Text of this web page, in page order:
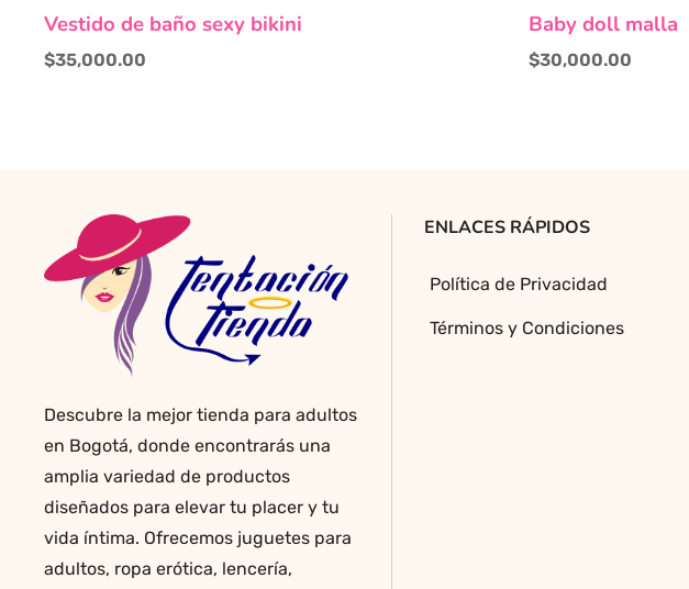
producto
tiene
múltiples
elegir
en
la
página
producto
Vestido de baño sexy bikini
$35,000.00
producto
tiene
múltiples
elegir
la
de
Baby doll malla
$30,000.00
Descubre la mejor tienda para adultos
en Bogotá, donde encontrarás una
amplia variedad de productos
diseñados para elevar tu placer y tu
vida íntima. Ofrecemos juguetes para
adultos, ropa erótica, lencería,
ENLACES RÁPIDOS
Política de Privacidad
Términos y Condiciones